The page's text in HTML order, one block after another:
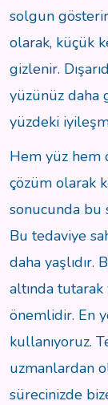
solgun
olarak, küçük
gizlenir.
yüzünüz daha
yüzdeki
Hem yüz hem
çözüm olarak
sonucunda bu
Bu tedaviye
daha yaşlıdır.
altında
önemlidir. En
kullanıyoruz.
uzmanlardan
sürecinizde